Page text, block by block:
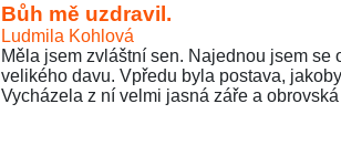
Bůh mě uzdravil.
Ludmila Kohlová
Měla jsem zvláštní sen. Najednou jsem se
velikého davu. Vpředu byla postava,
Vycházela z ní velmi jasná záře a